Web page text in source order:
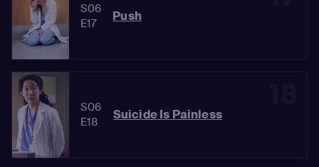
S06
E17
Push
S06
E18
Suicide Is Painless